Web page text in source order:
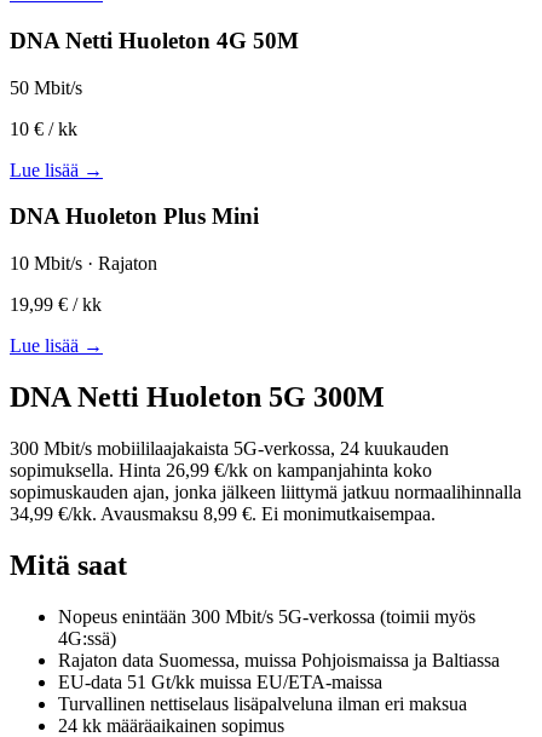
DNA Netti Huoleton 4G 50M
50 Mbit/s
10 € / kk
Lue lisää →
DNA Huoleton Plus Mini
10 Mbit/s · Rajaton
19,99 € / kk
Lue lisää →
DNA Netti Huoleton 5G 300M
300 Mbit/s mobiililaajakaista 5G-verkossa, 24 kuukauden
sopimuksella. Hinta 26,99 €/kk on kampanjahinta koko
sopimuskauden ajan, jonka jälkeen liittymä jatkuu normaalihinnalla
34,99 €/kk. Avausmaksu 8,99 €. Ei monimutkaisempaa.
Mitä saat
Nopeus enintään 300 Mbit/s 5G-verkossa (toimii myös
4G:ssä)
Rajaton data Suomessa, muissa Pohjoismaissa ja Baltiassa
EU-data 51 Gt/kk muissa EU/ETA-maissa
Turvallinen nettiselaus lisäpalveluna ilman eri maksua
24 kk määräaikainen sopimus